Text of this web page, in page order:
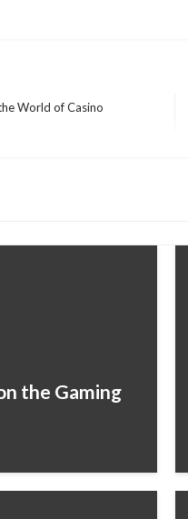
World of Casino
the Gaming